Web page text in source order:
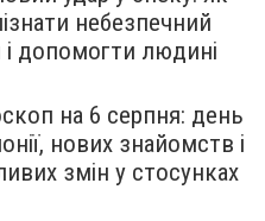
небезпечний
і допомогти людині
на 6 серпня: день
нових знайомств і
змін у стосунках